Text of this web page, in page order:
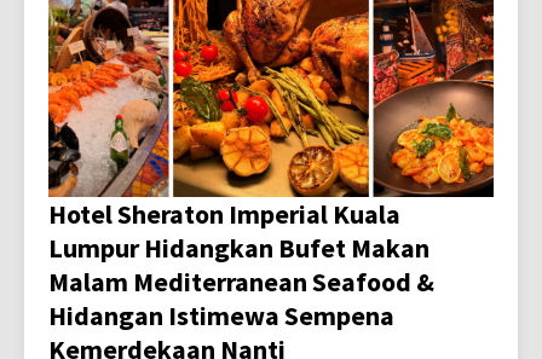
Hotel Sheraton Imperial Kuala
Lumpur Hidangkan Bufet Makan
Malam Mediterranean Seafood &
Hidangan Istimewa Sempena
Kemerdekaan Nanti